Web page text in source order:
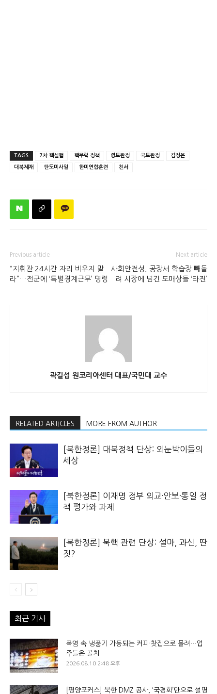
TAGS 7차 핵실험 핵무력 정책 령토완정 국토완정 김정은
대북제재 탄도미사일 한미연합훈련 친서
Previous article
“지휘관 24시간 자리 비우지 말
라”…전군에 ‘특별경계근무’ 명령
Next article
사회안전성, 공장서 학습장 빼돌
려 시장에 넘긴 도매상들 ‘타진’
곽길섭 원코리아센터 대표/국민대 교수
RELATED ARTICLES MORE FROM AUTHOR
[북한정론] 대북정책 단상: 외눈박이들의
세상
[북한정론] 이재명 정부 외교·안보·통일 정
책 평가와 과제
[북한정론] 북핵 관련 단상: 설마, 과신, 딴
짓?
최근 기사
폭염 속 냉풍기 가동되는 커피·찻집으로 몰려…업
주들은 골치
2026.08.10 2:48 오후
[평양포커스] 북한 DMZ 공사, ‘국경화’만으로 설명